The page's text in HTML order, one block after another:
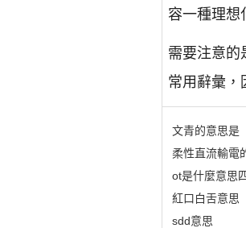
容一種理想
需要注意的
常用辭彙，
文青的意思是
柔性直流輸電
ot是什麼意思
紅口白舌意思
sdd意思